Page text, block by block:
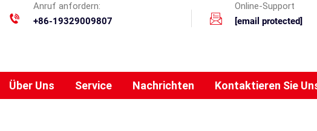
Anruf anfordern:
+86-19329009807
Online-Support
[email protected]
Über Uns Service Nachrichten Kontaktieren Sie